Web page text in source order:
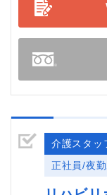
介護スタッ
正社員/夜勤